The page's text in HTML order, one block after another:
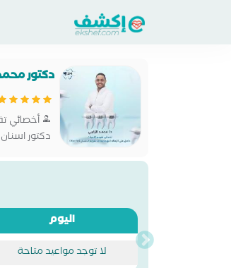
دكتور
دكتور
اليوم
لا توجد مواعيد متاحة